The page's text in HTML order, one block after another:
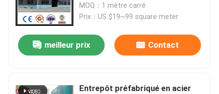
alliage d'aluminium
MOQ：1 mètre carré
Prix：US $19~99 square meter
meilleur prix Contact
Entrepôt préfabriqué en acier